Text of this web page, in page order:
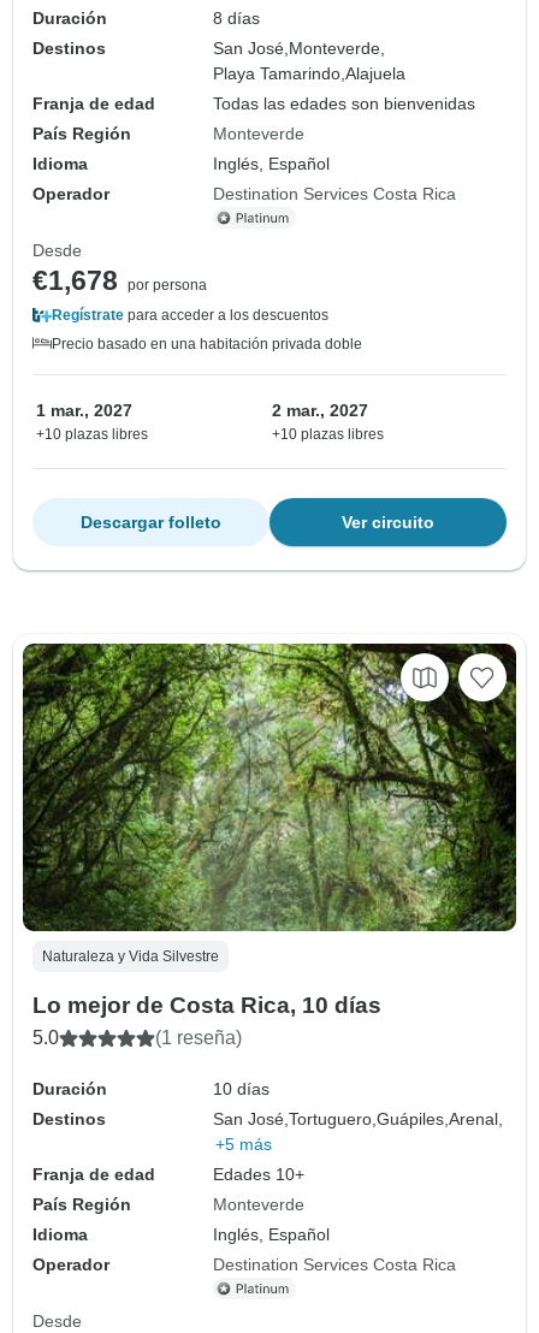
Duración
8 días
Destinos
San José, Monteverde,
Playa Tamarindo,Alajuela
Franja de edad
Todas las edades son bienvenidas
País Región
Monteverde
Idioma
Inglés, Español
Operador
Destination Services Costa Rica
Desde
€1,678
por persona
Regístrate para acceder a los descuentos
Precio basado en una habitación privada doble
1 mar., 2027
+10 plazas libres
2 mar., 2027
+10 plazas libres
Ver circuito
Descargar folleto
Naturaleza y Vida Silvestre
Lo mejor de Costa Rica, 10 días
5.0 (1 reseña)
Duración
10 días
Destinos
San José,Tortuguero,Guápiles,Arenal,
+5 más
Franja de edad
Edades 10+
País Región
Monteverde
Idioma
Inglés, Español
Operador
Destination Services Costa Rica
Desde